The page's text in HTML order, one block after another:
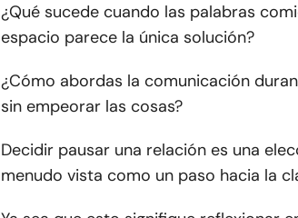
¿Qué sucede cuando las palabras
espacio parece la única solución?
¿Cómo abordas la comunicación
sin empeorar las cosas?
Decidir pausar una relación es una
menudo vista como un paso hacia la